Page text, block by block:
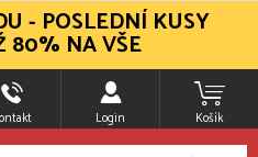
Login Košík
- POSLEDNÍ KUSY
80% NA VŠE